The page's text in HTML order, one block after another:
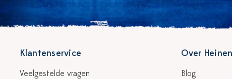
Klantenservice
Veelgestelde vragen
Over
Blog